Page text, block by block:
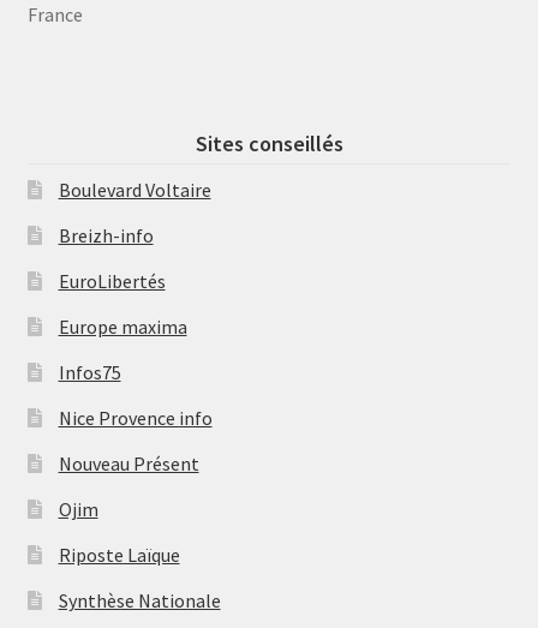
France
Sites conseillés
Boulevard Voltaire
Breizh-info
EuroLibertés
Europe maxima
Infos75
Nice Provence info
Nouveau Présent
Ojim
Riposte Laïque
Synthèse Nationale